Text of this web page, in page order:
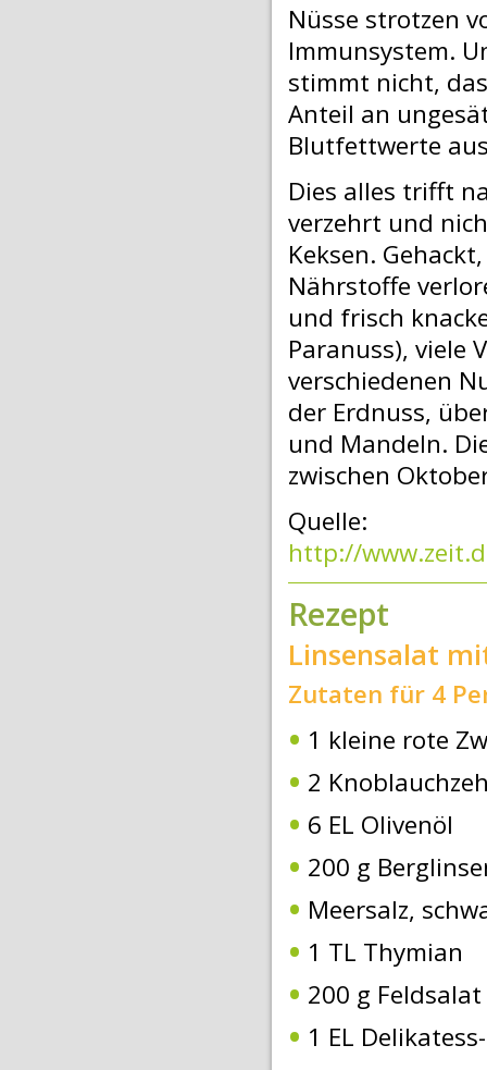
Nüsse strotzen
Immunsystem.
stimmt nicht,
Anteil an
Blutfettwerte
Dies alles trifft
verzehrt und
Keksen.
Nährstoffe
und frisch
Paranuss), viele
verschiedenen
der Erdnuss,
und Mandeln.
zwischen
Quelle:
http://
Rezept
Linsensalat
Zutaten für 4
1 kleine rote
2
6 EL Olivenöl
200 g
Meersalz,
1 TL Thymian
200 g Feldsalat
1 EL